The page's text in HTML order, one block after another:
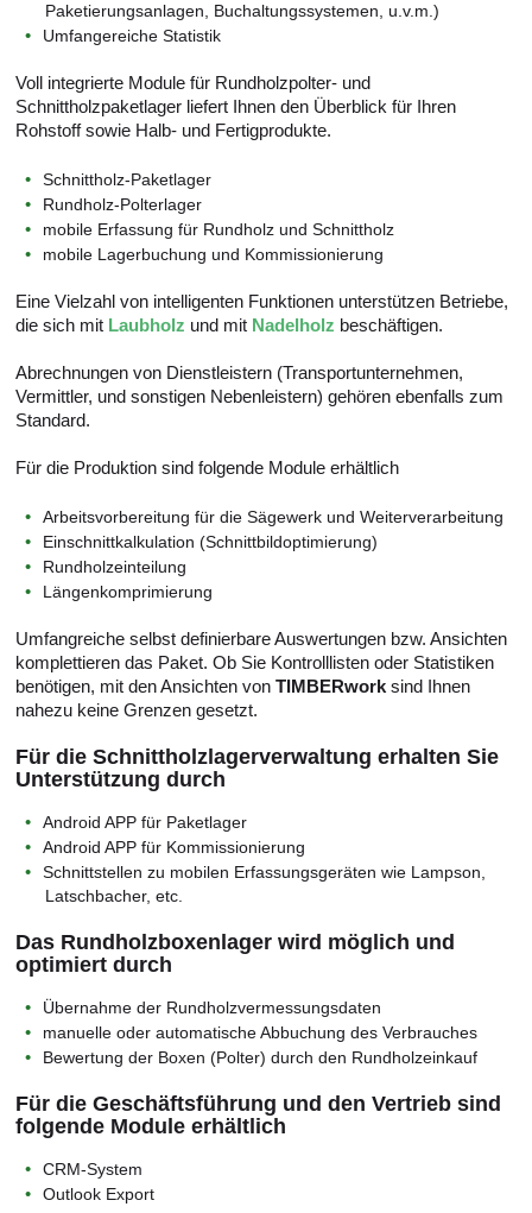
Paketierungsanlagen, Buchaltungssystemen, u.v.m.)
Umfangereiche Statistik
Voll integrierte Module für Rundholzpolter- und
Schnittholzpaketlager liefert Ihnen den Überblick für Ihren
Rohstoff sowie Halb- und Fertigprodukte.
Schnittholz-Paketlager
Rundholz-Polterlager
mobile Erfassung für Rundholz und Schnittholz
mobile Lagerbuchung und Kommissionierung
Eine Vielzahl von intelligenten Funktionen unterstützen Betriebe,
die sich mit Laubholz und mit Nadelholz beschäftigen.
Abrechnungen von Dienstleistern (Transportunternehmen,
Vermittler, und sonstigen Nebenleistern) gehören ebenfalls zum
Standard.
Für die Produktion sind folgende Module erhältlich
Arbeitsvorbereitung für die Sägewerk und Weiterverarbeitung
Einschnittkalkulation (Schnittbildoptimierung)
Rundholzeinteilung
Längenkomprimierung
Umfangreiche selbst definierbare Auswertungen bzw. Ansichten
komplettieren das Paket. Ob Sie Kontrolllisten oder Statistiken
benötigen, mit den Ansichten vonTIMBERworksind Ihnen
nahezu keine Grenzen gesetzt.
Für die Schnittholzlagerverwaltung erhalten Sie
Unterstützung durch
Android APP für Paketlager
Android APP für Kommissionierung
Schnittstellen zu mobilen Erfassungsgeräten wie Lampson,
Latschbacher, etc.
Das Rundholzboxenlager wird möglich und
optimiert durch
Übernahme der Rundholzvermessungsdaten
manuelle oder automatische Abbuchung des Verbrauches
Bewertung der Boxen (Polter) durch den Rundholzeinkauf
Für die Geschäftsführung und den Vertrieb sind
folgende Module erhältlich
CRM-System
Outlook Export